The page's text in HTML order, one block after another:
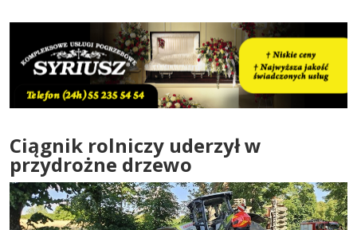
Ciągnik rolniczy uderzył w
przydrożne drzewo